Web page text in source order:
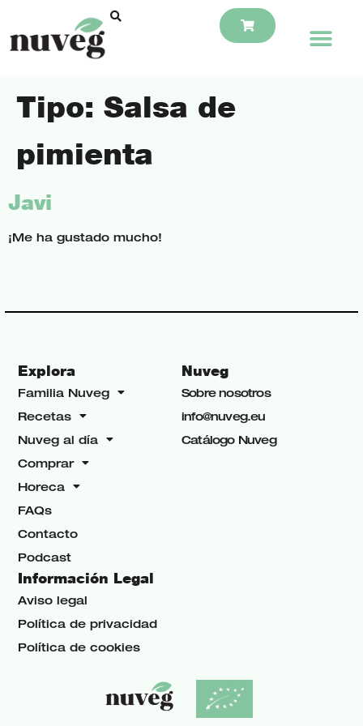
Tipo: Salsa de
pimienta
Javi
¡Me ha gustado mucho!
Explora
Familia Nuveg
Recetas
Nuveg al día
Comprar
Horeca
FAQs
Contacto
Podcast
Nuveg
Sobre nosotros
info@nuveg.eu
Catálogo Nuveg
Información Legal
Aviso legal
Política de privacidad
Política de cookies